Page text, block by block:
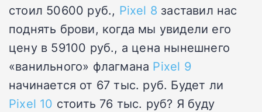
стоил 50600 руб., Pixel 8 заставил нас
поднять брови, когда мы увидели его
цену в 59100 руб., а цена нынешнего
«ванильного» флагмана Pixel 9
начинается от 67 тыс. руб. Будет ли
Pixel 10 стоить 76 тыс. руб? Я буду